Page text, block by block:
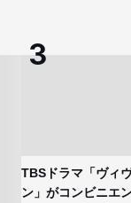
TBSドラマ「ヴィ
ン」がコンビニエ